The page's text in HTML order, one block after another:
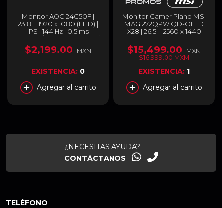
Monitor AOC 24G50F |
23.8" | 1920 x 1080 (FHD) |
IPS | 144 Hz | 0.5 ms
(MPRT) / 1 ms (GTG) | HDR /
HDR10 | HDMI 2.0 /
DisplayPort 1.4 / Jack 3.5
$2,199.00 MXN
EXISTENCIA: 0
Agregar al carrito
Monitor Gamer Plano MSI
MAG 272QPW QD-OLED
X28 | 26.5" | 2560 x 1440
Hz | 0.03 ms (GTG) |
FreeSync / G-Sync | HDMI
2.1 / DisplayPort 1.4a / USB-
C / Jack 3.5 mm | Blanco |
MAG 272QPW QD-OLED
$15,499.00
MXN
$16,999.00 MXM
EXISTENCIA: 1
Agregar al carrito
¿NECESITAS AYUDA?
CONTÁCTANOS
TELÉFONO